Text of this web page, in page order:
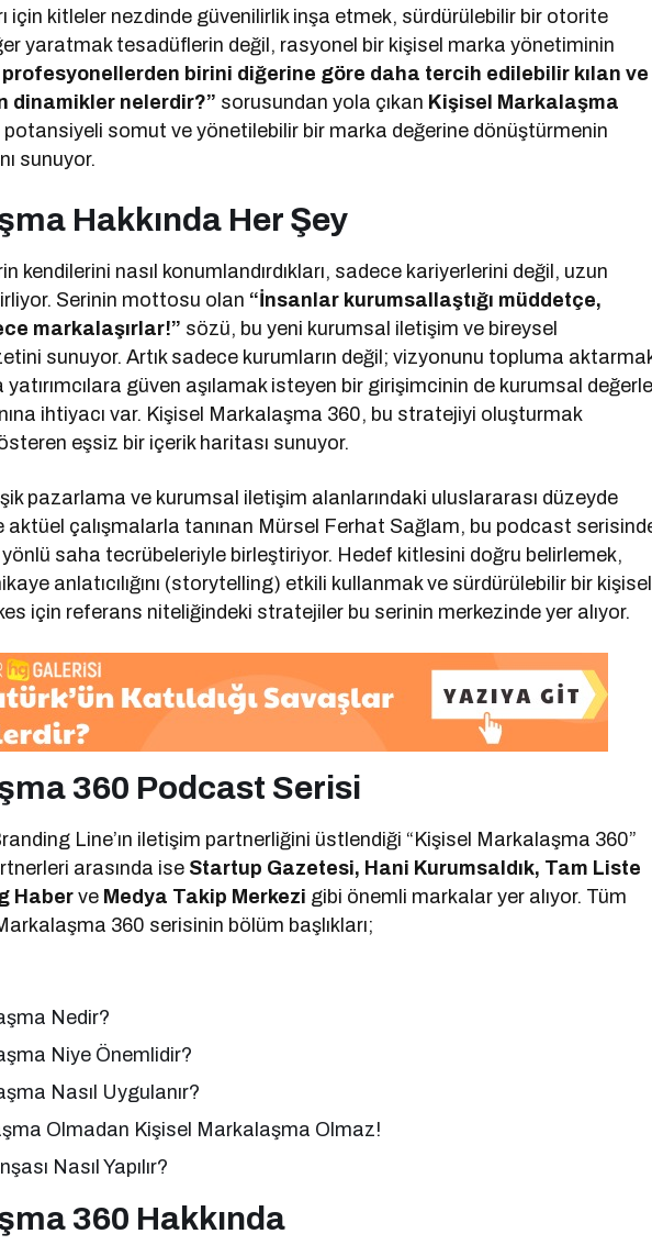
için kitleler nezdinde güvenilirlik inşa etmek, sürdürülebilir bir otorite
yaratmak tesadüflerin değil, rasyonel bir kişisel marka yönetiminin
profesyonellerden birini diğerine göre daha tercih edilebilir kılan ve
dinamikler nelerdir?” sorusundan yola çıkan Kişisel Markalaşma
somut ve yönetilebilir bir marka değerine dönüştürmenin
sunuyor.
Hakkında Her Şey
kendilerini nasıl konumlandırdıkları, sadece kariyerlerini değil, uzun
Serinin mottosu olan “İnsanlar kurumsallaştığı müddetçe,
markalaşırlar!” sözü, bu yeni kurumsal iletişim ve bireysel
sunuyor. Artık sadece kurumların değil; vizyonunu topluma
güven aşılamak isteyen bir girişimcinin de kurumsal
ihtiyacı var. Kişisel Markalaşma 360, bu stratejiyi oluşturmak
eşsiz bir içerik haritası sunuyor.
pazarlama ve kurumsal iletişim alanlarındaki uluslararası düzeyde
aktüel çalışmalarla tanınan Mürsel Ferhat Sağlam, bu podcast
saha tecrübeleriyle birleştiriyor. Hedef kitlesini doğru belirlemek,
anlatıcılığını (storytelling) etkili kullanmak ve sürdürülebilir bir kişisel
için referans niteliğindeki stratejiler bu serinin merkezinde yer alıyor.
360 Podcast Serisi
Line’ın iletişim partnerliğini üstlendiği “Kişisel Markalaşma 360”
arasında ise Startup Gazetesi, Hani Kurumsaldık, Tam Liste
Haberve Medya Takip Merkezi gibi önemli markalar yer alıyor. Tüm
360 serisinin bölüm başlıkları;
Nedir?
Niye Önemlidir?
Nasıl Uygulanır?
Olmadan Kişisel Markalaşma Olmaz!
Nasıl Yapılır?
360 Hakkında